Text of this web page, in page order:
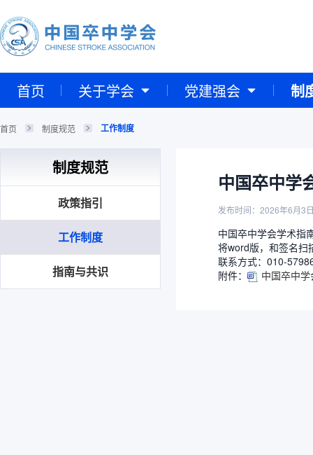
首页 关于学会 党建强会 制
首页 制度规范 工作制度
制度规范
政策指引
工作制度
指南与共识
中国卒中学
发布时间：2026年6月3
中国卒中学会学术指
将word版，和签名扫
联系方式：010-
附件：
中国卒中